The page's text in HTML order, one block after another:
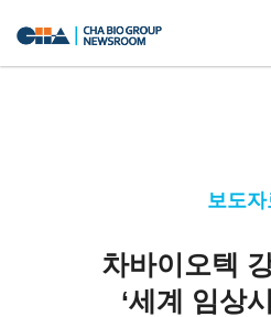
보도자
차바이오텍
‘세계 임상